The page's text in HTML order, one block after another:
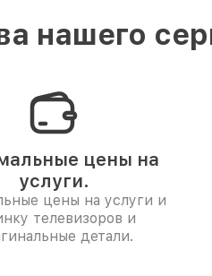
нашего
цены на
услуги.
цены на услуги и
телевизоров и
детали.